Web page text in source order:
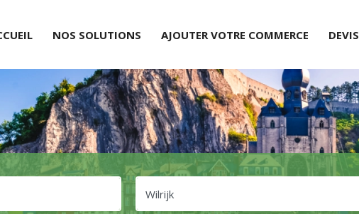
NOS SOLUTIONS AJOUTER VOTRE COMMERCE DEVIS